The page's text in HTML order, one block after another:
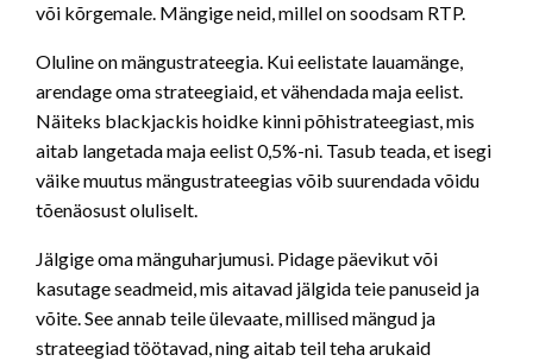
või kõrgemale. Mängige neid, millel on soodsam RTP.
Oluline on mängustrateegia. Kui eelistate lauamänge,
arendage oma strateegiaid, et vähendada maja eelist.
Näiteks blackjackis hoidke kinni põhistrateegiast, mis
aitab langetada maja eelist 0,5%-ni. Tasub teada, et isegi
väike muutus mängustrateegias võib suurendada võidu
tõenäosust oluliselt.
Jälgige oma mänguharjumusi. Pidage päevikut või
kasutage seadmeid, mis aitavad jälgida teie panuseid ja
võite. See annab teile ülevaate, millised mängud ja
strateegiad töötavad, ning aitab teil teha arukaid